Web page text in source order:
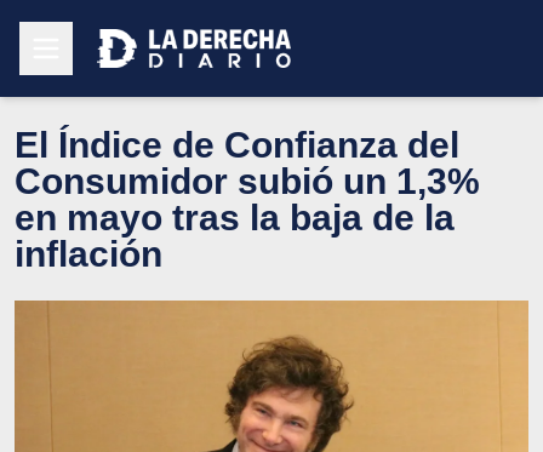
El Índice de Confianza del
Consumidor subió un 1,3%
en mayo tras la baja de la
inflación